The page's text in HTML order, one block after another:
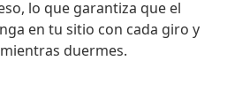
lo que garantiza que el
en tu sitio con cada giro y
duermes.